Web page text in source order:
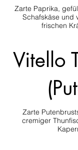
Zarte Paprika,
Schafskäse und
frischen
Vitello
Zarte
cremiger